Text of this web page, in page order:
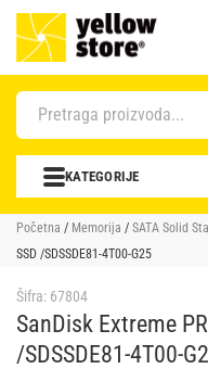
KATEGORIJE
Početna / Memorija / SATA Solid
SSD /SDSSDE81-4T00-G25
Šifra: 67804
SanDisk Extreme
/SDSSDE81-4T00-